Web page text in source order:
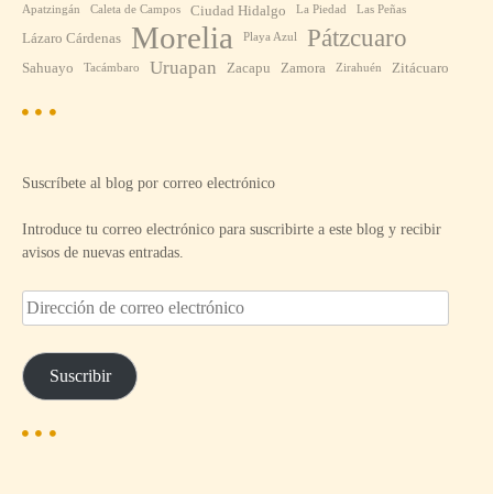
Apatzingán Caleta de Campos Ciudad Hidalgo La Piedad Las Peñas
Lázaro Cárdenas Morelia Playa Azul Pátzcuaro
Sahuayo Tacámbaro Uruapan Zacapu Zamora Zirahuén Zitácuaro
Suscríbete al blog por correo electrónico
Introduce tu correo electrónico para suscribirte a este blog y recibir
avisos de nuevas entradas.
D
i
e
c
i
Suscribir